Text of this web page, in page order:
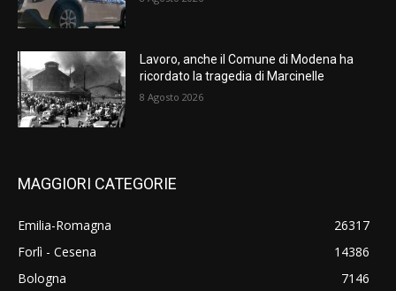
Lavoro, anche il Comune di Modena ha
ricordato la tragedia di Marcinelle
8 Agosto 2026
MAGGIORI CATEGORIE
Emilia-Romagna
26317
Forlì - Cesena
14386
Bologna
7146